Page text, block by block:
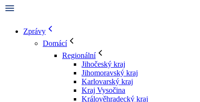
Zprávy
Domácí
Regionální
Jihočeský kraj
Jihomoravský kraj
Karlovarský kraj
Kraj Vysočina
Králověhradecký kraj